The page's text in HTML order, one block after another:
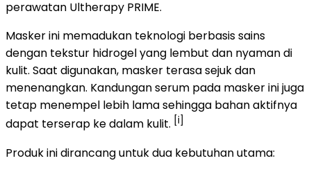
perawatan Ultherapy PRIME.
Masker ini memadukan teknologi berbasis sains
dengan tekstur hidrogel yang lembut dan nyaman di
kulit. Saat digunakan, masker terasa sejuk dan
menenangkan. Kandungan serum pada masker ini juga
tetap menempel lebih lama sehingga bahan aktifnya
dapat terserap ke dalam kulit. [i]
Produk ini dirancang untuk dua kebutuhan utama: